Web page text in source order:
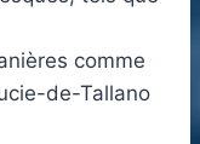
comme
de-Tallano